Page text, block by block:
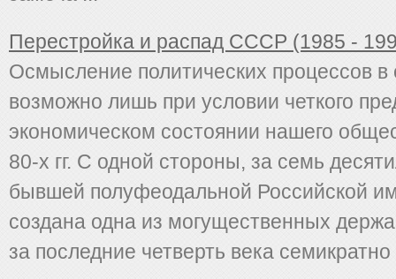
Перестройка и распад СССР (1985 -
Осмысление политических процессов в
возможно лишь при условии четкого
экономическом состоянии нашего
80-х гг. С одной стороны, за семь
бывшей полуфеодальной Российской
создана одна из могущественных
за последние четверть века семикратно